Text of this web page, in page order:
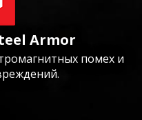
Armor
помех и